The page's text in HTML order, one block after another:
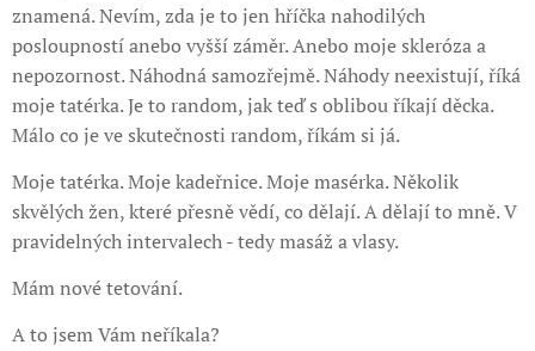
znamená. Nevím, zda je to jen hříčka nahodilých
posloupností anebo vyšší záměr. Anebo moje skleróza a
nepozornost. Náhodná samozřejmě. Náhody neexistují, říká
moje tatérka. Je to random, jak teď s oblibou říkají děcka.
Málo co je ve skutečnosti random, říkám si já.
Moje tatérka. Moje kadeřnice. Moje masérka. Několik
skvělých žen, které přesně vědí, co dělají. A dělají to mně. V
pravidelných intervalech - tedy masáž a vlasy.
Mám nové tetování.
A to jsem Vám neříkala?